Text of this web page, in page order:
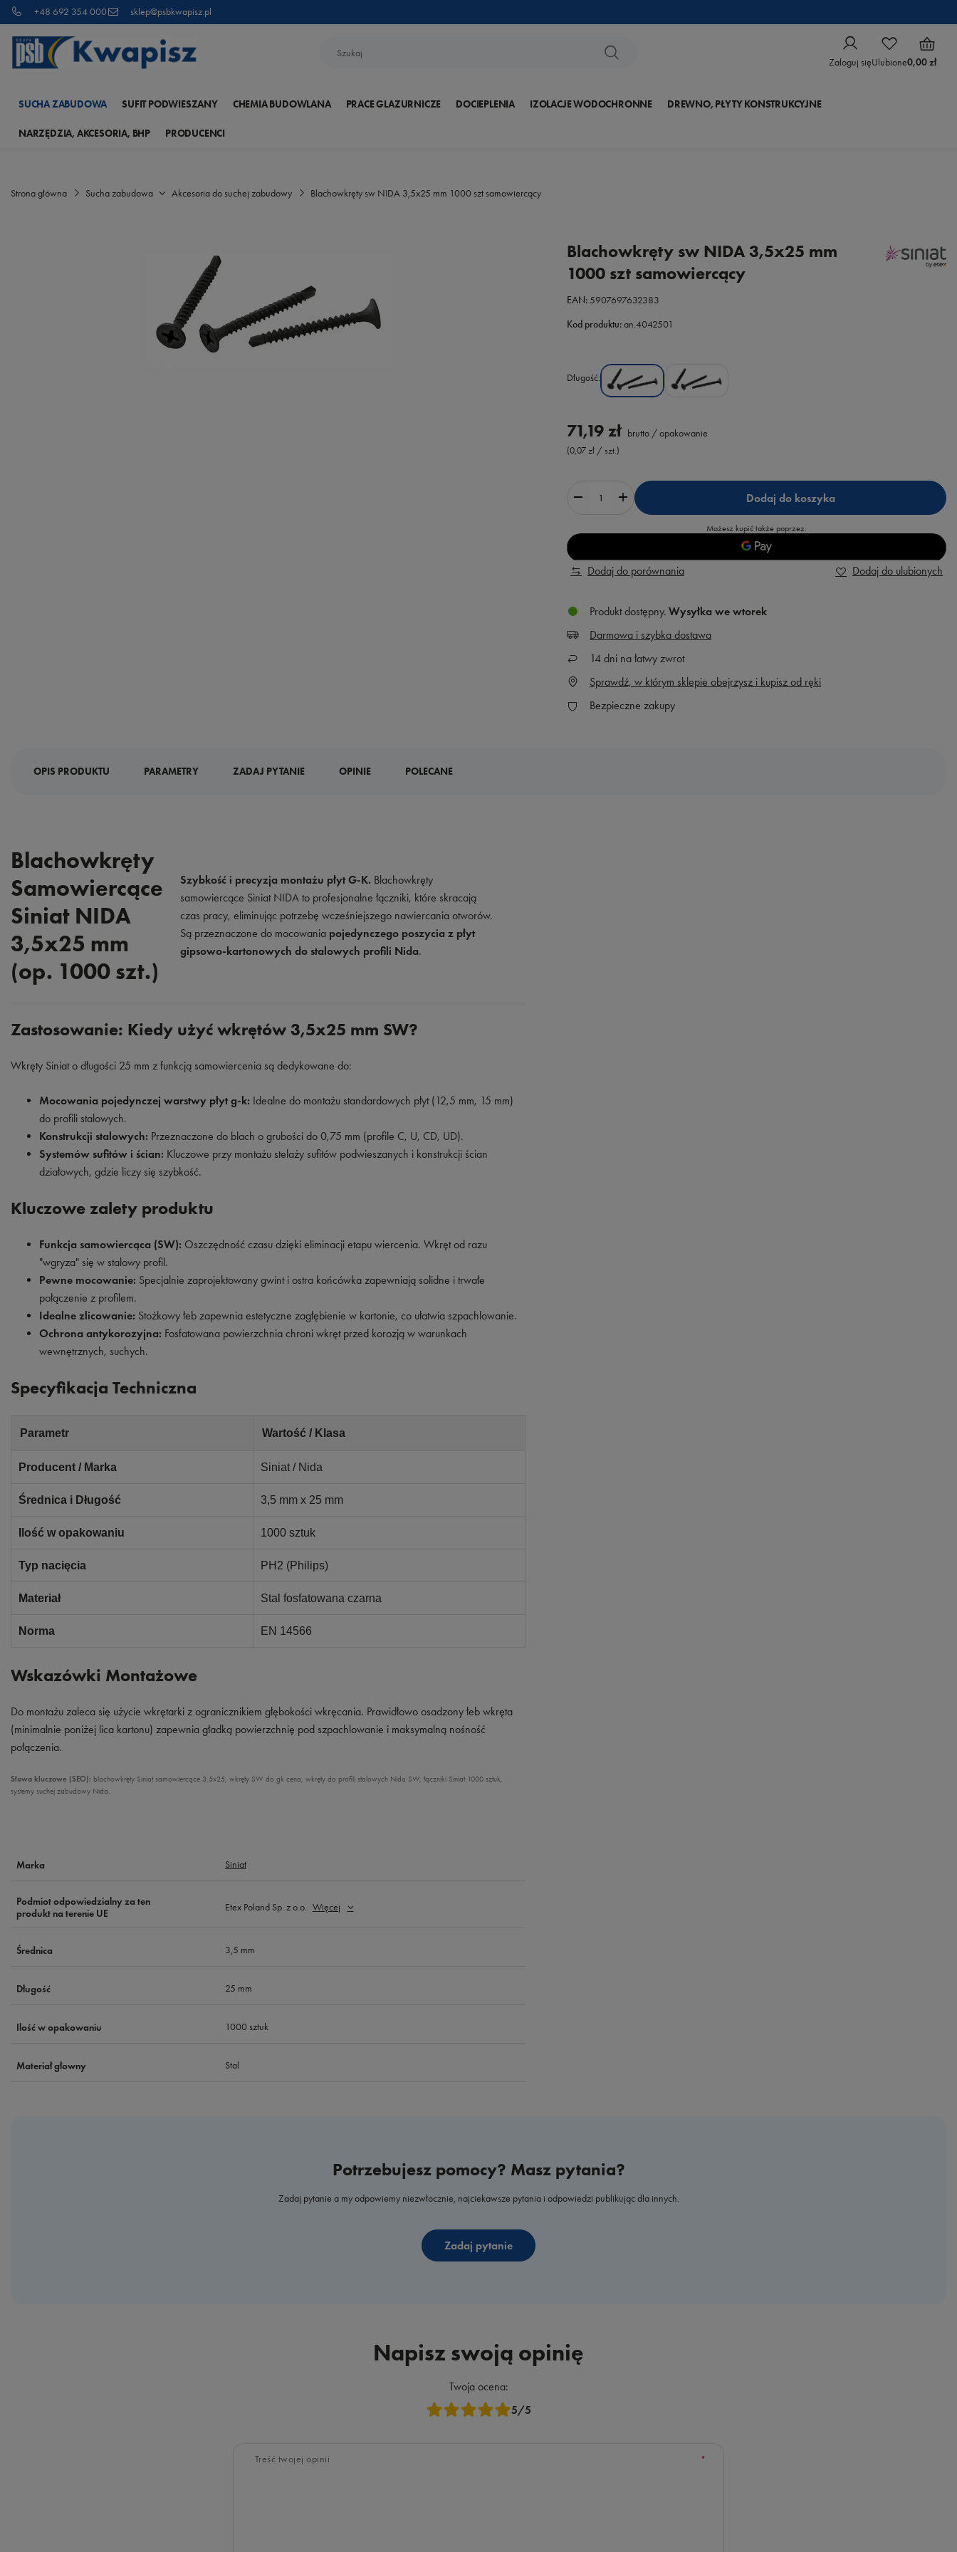
+48 692 354 000 sklep@psbkwapisz.pl
Zaloguj sięUlubione0,00 zł
SUCHA ZABUDOWA SUFIT PODWIESZANY CHEMIA BUDOWLANA PRACE GLAZURNICZE DOCIEPLENIA IZOLACJE WODOCHRONNE DREWNO, PŁYTY KONSTRUKCYJNE
NARZĘDZIA, AKCESORIA, BHP PRODUCENCI
Strona główna Sucha zabudowa Akcesoria do suchej zabudowy Blachowkręty sw NIDA 3,5x25 mm 1000 szt samowiercący
Blachowkręty sw NIDA 3,5x25 mm
1000 szt samowiercący
EAN:5907697632383
Kod produktu:an.4042501
Długość
71,19 zł brutto /opakowanie
(0,07 zł / szt.)
Dodaj do koszyka
Możesz kupić także poprzez:
Dodaj do porównania Dodaj do ulubionych
Produkt dostępny Wysyłka we wtorek
Darmowa i szybka dostawa
14 dni na łatwy zwrot
Sprawdź, w którym sklepie obejrzysz i kupisz od ręki
Bezpieczne zakupy
OPIS PRODUKTU PARAMETRY ZADAJ PYTANIE OPINIE POLECANE
Blachowkręty
Samowiercące
Siniat NIDA
3,5x25 mm
(op. 1000 szt.)
Szybkość i precyzja montażu płyt G-K. Blachowkręty
samowiercące Siniat NIDA to profesjonalne łączniki, które skracają
czas pracy, eliminując potrzebę wcześniejszego nawiercania otworów.
Są przeznaczone do mocowania pojedynczego poszycia z płyt
gipsowo-kartonowych do stalowych profili Nida.
Zastosowanie: Kiedy użyć wkrętów 3,5x25 mm SW?
Wkręty Siniat o długości 25 mm z funkcją samowiercenia są dedykowane do:
Mocowania pojedynczej warstwy płyt g-k: Idealne do montażu standardowych płyt (12,5 mm, 15 mm)
do profili stalowych.
Konstrukcji stalowych: Przeznaczone do blach o grubości do 0,75 mm (profile C, U, CD, UD).
Systemów sufitów i ścian: Kluczowe przy montażu stelaży sufitów podwieszanych i konstrukcji ścian
działowych, gdzie liczy się szybkość.
Kluczowe zalety produktu
Funkcja samowiercąca (SW): Oszczędność czasu dzięki eliminacji etapu wiercenia. Wkręt od razu
"wgryza" się w stalowy profil.
Pewne mocowanie: Specjalnie zaprojektowany gwint i ostra końcówka zapewniają solidne i trwałe
połączenie z profilem.
Idealne zlicowanie: Stożkowy łeb zapewnia estetyczne zagłębienie w kartonie, co ułatwia szpachlowanie.
Ochrona antykorozyjna: Fosfatowana powierzchnia chroni wkręt przed korozją w warunkach
wewnętrznych, suchych.
Specyfikacja Techniczna
Parametr Wartość / Klasa
Producent / Marka Siniat / Nida
Średnica i Długość 3,5 mm x 25 mm
Ilość w opakowaniu 1000 sztuk
Typ nacięcia PH2 (Philips)
Materiał Stal fosfatowana czarna
Norma EN 14566
Wskazówki Montażowe
Do montażu zaleca się użycie wkrętarki z ogranicznikiem głębokości wkręcania. Prawidłowo osadzony łeb wkręta
(minimalnie poniżej lica kartonu) zapewnia gładką powierzchnię pod szpachlowanie i maksymalną nośność
połączenia.
Słowa kluczowe (SEO): blachowkręty Siniat samowiercące 3.5x25, wkręty SW do gk cena, wkręty do profili stalowych Nida SW, łączniki Siniat 1000 sztuk,
systemy suchej zabudowy Nida.
Marka Siniat
Podmiot odpowiedzialny za ten
produkt na terenie UE
Etex Poland Sp. z o.o. Więcej
Średnica 3,5 mm
Długość 25 mm
Ilość w opakowaniu 1000 sztuk
Materiał głowny Stal
Potrzebujesz pomocy? Masz pytania?
Zadaj pytanie a my odpowiemy niezwłocznie, najciekawsze pytania i odpowiedzi publikując dla innych.
Zadaj pytanie
Napisz swoją opinię
Twoja ocena:
5/5
Treść twojej opinii